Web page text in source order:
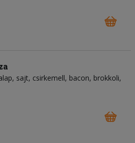
sajt csirkemell bacon brokkoli